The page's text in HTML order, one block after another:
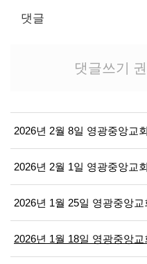
댓글
댓글쓰기
2026년 2월 8일 영광중앙교
2026년 2월 1일 영광중앙교
2026년 1월 25일 영광중앙교
2026년 1월 18일 영광중앙교